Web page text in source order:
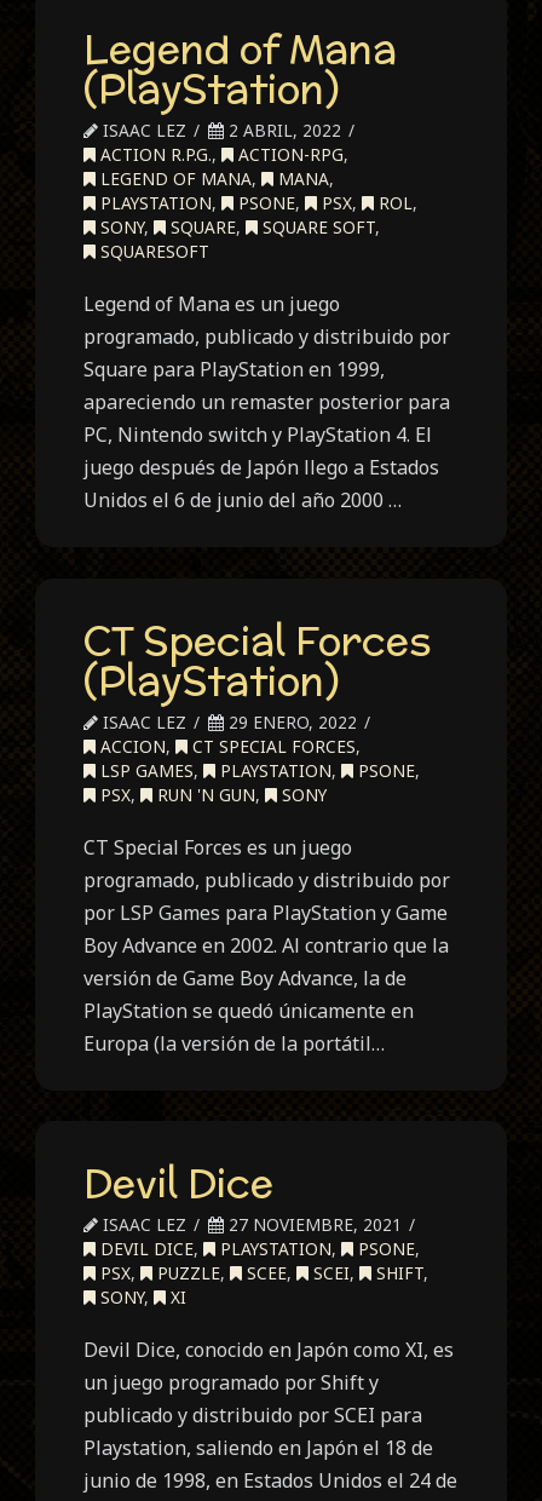
Legend of Mana
(PlayStation)
ISAAC LEZ
2 ABRIL, 2022
ACTION R.P.G., ACTION-RPG,
LEGEND OF MANA, MANA,
PLAYSTATION, PSONE, PSX, ROL,
SONY, SQUARE, SQUARE SOFT,
SQUARESOFT
Legend of Mana es un juego
programado, publicado y distribuido por
Square para PlayStation en 1999,
apareciendo un remaster posterior para
PC, Nintendo switch y PlayStation 4. El
juego después de Japón llego a Estados
Unidos el 6 de junio del año 2000 …
CT Special Forces
(PlayStation)
ISAAC LEZ
29 ENERO, 2022
ACCION, CT SPECIAL FORCES,
LSP GAMES, PLAYSTATION, PSONE,
PSX, RUN 'N GUN, SONY
CT Special Forces es un juego
programado, publicado y distribuido por
por LSP Games para PlayStation y Game
Boy Advance en 2002. Al contrario que la
versión de Game Boy Advance, la de
PlayStation se quedó únicamente en
Europa (la versión de la portátil…
Devil Dice
ISAAC LEZ
27 NOVIEMBRE, 2021
DEVIL DICE, PLAYSTATION, PSONE,
PSX, PUZZLE, SCEE, SCEI, SHIFT,
SONY, XI
Devil Dice, conocido en Japón como XI, es
un juego programado por Shift y
publicado y distribuido por SCEI para
Playstation, saliendo en Japón el 18 de
junio de 1998, en Estados Unidos el 24 de